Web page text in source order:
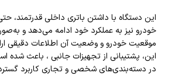
این دستگاه با داشتن باتری داخلی قدرتمند،
خودرو نیز به عملکرد خود ادامه می‌دهد و
موقعیت خودرو و وضعیت آن اطلاعات دقیقی
این، پشتیبانی از تجهیزات جانبی ، باعث
در دسته‌بندی‌های شخصی و تجاری کاربرد